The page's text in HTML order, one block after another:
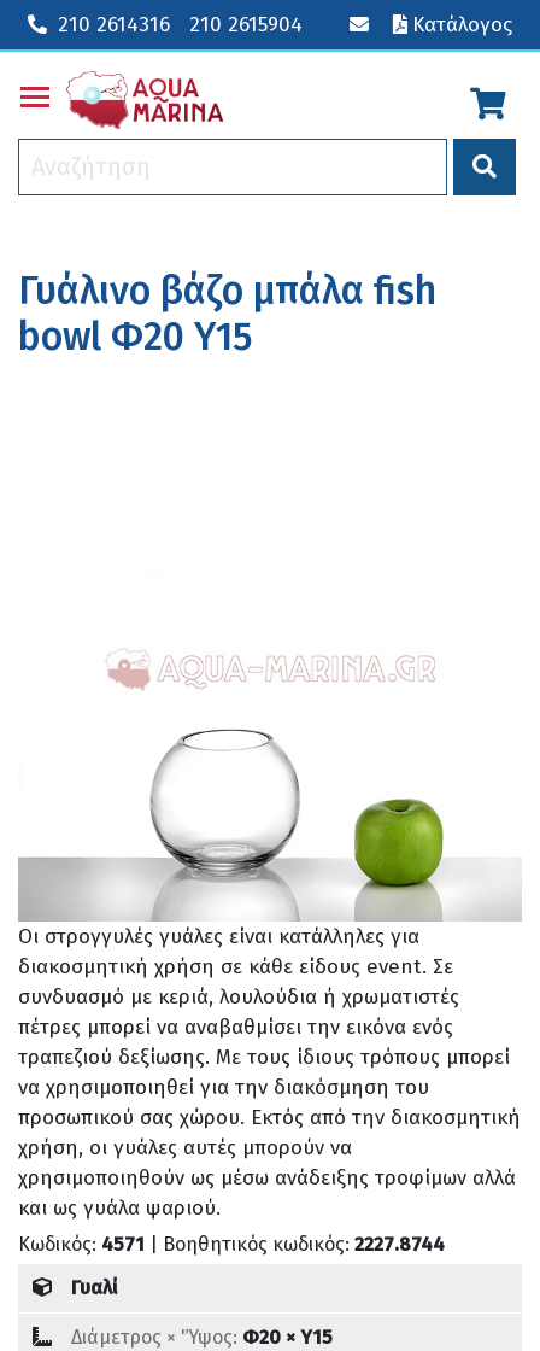
210 2614316 210 2615904 Κατάλογος
Toggle main menu visibility
Γυάλινo βάζo μπάλα fish
bowl Φ20 Υ15
Οι στρογγυλές γυάλες είναι κατάλληλες για
διακοσμητική χρήση σε κάθε είδους event. Σε
συνδυασμό με κεριά, λουλούδια ή χρωματιστές
πέτρες μπορεί να αναβαθμίσει την εικόνα ενός
τραπεζιού δεξίωσης. Με τους ίδιους τρόπους μπορεί
να χρησιμοποιηθεί για την διακόσμηση του
προσωπικού σας χώρου. Εκτός από την διακοσμητική
χρήση, οι γυάλες αυτές μπορούν να
χρησιμοποιηθούν ως μέσω ανάδειξης τροφίμων αλλά
και ως γυάλα ψαριού.
Κωδικός: 4571 | Βοηθητικός κωδικός: 2227.8744
Γυαλί
Διάμετρος × 'Ύψος: Φ20 × Υ15